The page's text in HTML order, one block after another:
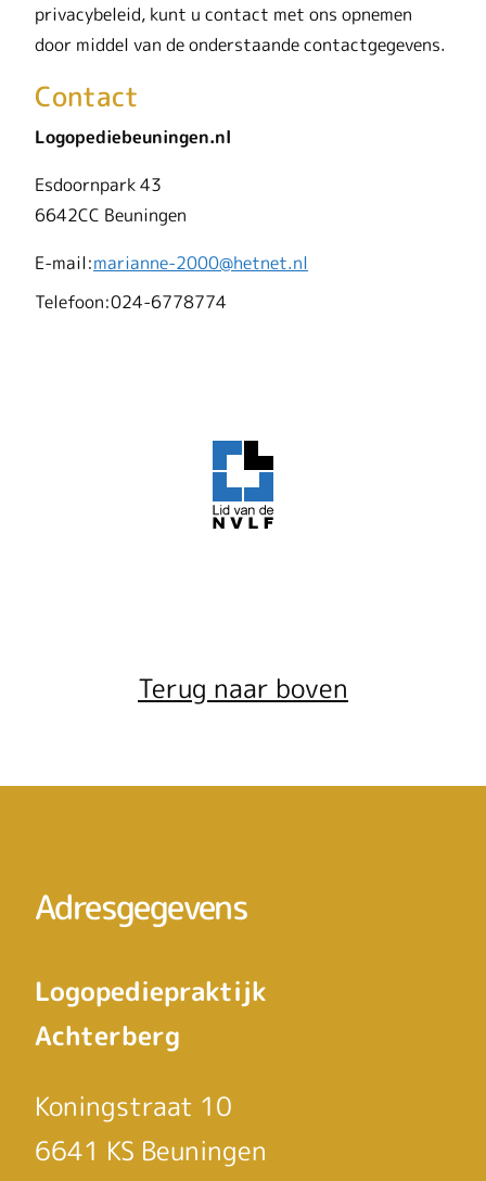
privacybeleid, kunt u contact met ons opnemen
door middel van de onderstaande contactgegevens.
Contact
Logopediebeuningen.nl
Esdoornpark 43
6642CC Beuningen
E-mail:marianne-2000@hetnet.nl
Telefoon:024-6778774
Terug naar boven
Adresgegevens
Logopediepraktijk
Achterberg
Koningstraat 10
6641 KS Beuningen